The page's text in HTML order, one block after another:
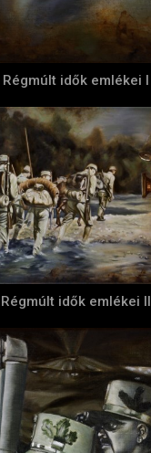
Régmúlt idők emlékei I
Régmúlt idők emlékei II